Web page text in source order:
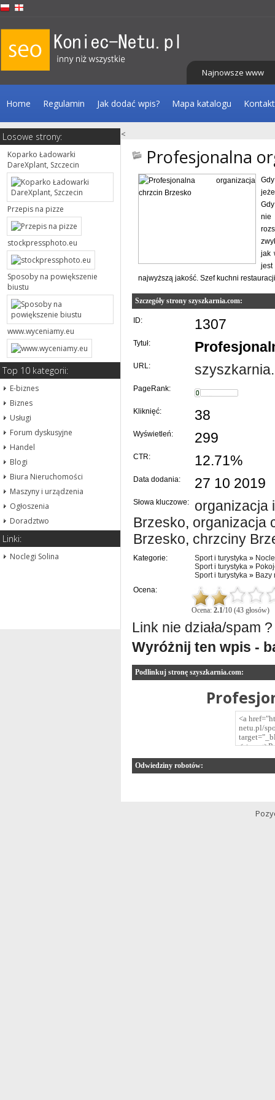
Najnowsze www
Home Regulamin Jak dodać wpis? Mapa katalogu Kontakt
<
Losowe strony:
Koparko Ładowarki
DareXplant, Szczecin
Przepis na pizze
stockpressphoto.eu
Sposoby na powiększenie
biustu
www.wyceniamy.eu
Top 10 kategorii:
E-biznes
Biznes
Usługi
Forum dyskusyjne
Handel
Blogi
Biura Nieruchomości
Maszyny i urządzenia
Ogłoszenia
Doradztwo
Linki:
Noclegi Solina
Profesjonalna
nie
jak
jest
najwyższą jakość. Szef kuchni
Szczegóły strony szyszkarnia.com:
ID: 1307
Tytuł:
URL:
PageRank:
Kliknięć: 38
Wyświetleń: 299
CTR: 12.71%
Data dodania: 27 10 2019
Słowa kluczowe:
organizacja
Brzesko, organizacja
Brzesko, chrzciny
Kategorie: Sport i turystyka »
Sport i turystyka »
Sport i turystyka » Bazy
Ocena:
Ocena: 2.1/10 (43 głosów)
Link nie działa/spam ?
Wyróżnij ten wpis -
Podlinkuj stronę szyszkarnia.com:
Odwiedziny robotów: